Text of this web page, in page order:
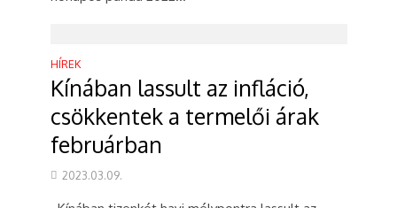
HÍREK
Kínában lassult az infláció,
csökkentek a termelői árak
februárban
2023.03.09.